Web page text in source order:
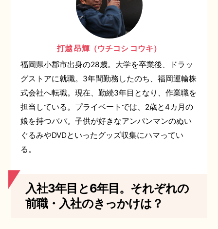
打越 昂輝（ウチコシ コウキ）
福岡県小郡市出身の28歳。大学を卒業後、ドラッ
グストアに就職。3年間勤務したのち、福岡運輸株
式会社へ転職。現在、勤続3年目となり、作業職を
担当している。プライベートでは、2歳と4カ月の
娘を持つパパ。子供が好きなアンパンマンのぬい
ぐるみやDVDといったグッズ収集にハマってい
る。
入社3年目と6年目。それぞれの
前職・入社のきっかけは？